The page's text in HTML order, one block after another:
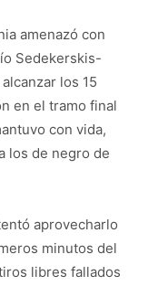
amenazó con
Sedekerskis-
los 15
en el tramo final
con vida,
los de negro de
aprovecharlo
minutos del
libres fallados